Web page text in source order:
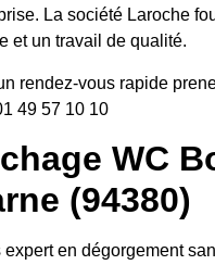
La société Laroche
et un travail de qualité.
rendez-vous rapide
49 57 10 10
WC
(94380)
expert en dégorgement